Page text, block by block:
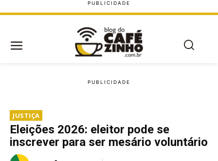
JUSTIÇA
Eleições 2026: eleitor pode se
inscrever para ser mesário voluntário